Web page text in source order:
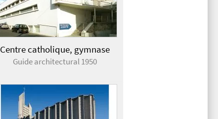
Centre catholique, gymnase
Guide architectural 1950